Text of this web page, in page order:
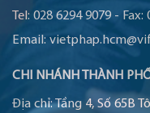
Tel: 028 6294 9079- Fax:
Email:
CHI NHÁNH THÀNH
Địa chỉ:Tầng 4, Số 65B